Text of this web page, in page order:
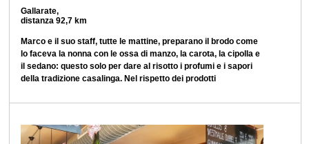
Gallarate,
distanza 92,7 km
Marco e il suo staff, tutte le mattine, preparano il brodo come
lo faceva la nonna con le ossa di manzo, la carota, la cipolla e
il sedano: questo solo per dare al risotto i profumi e i sapori
della tradizione casalinga. Nel rispetto dei prodotti